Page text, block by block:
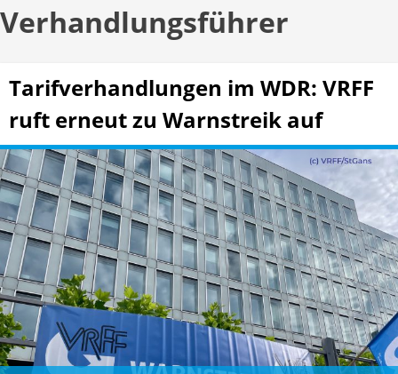
Verhandlungsführer
Tarifverhandlungen im WDR: VRFF
ruft erneut zu Warnstreik auf